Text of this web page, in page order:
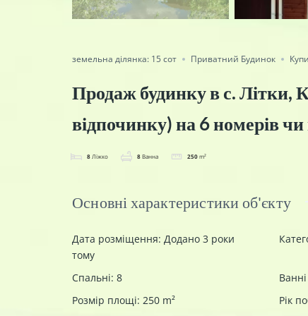
земельна ділянка: 15 сот Приватний Будинок
Продаж будинку в с. Літки,
відпочинку) на 6 номерів
8 Ліжко 8 Ванна 250 m²
Основні характеристики об'єкту
Дата розміщення: Додано 3 роки
тому
Спальні: 8
Розмір площі: 250 m² Рік